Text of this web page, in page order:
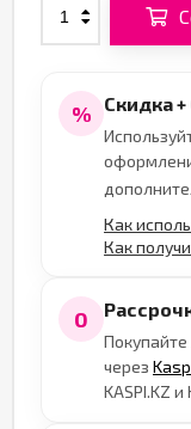
% Скидка +
Как
Как
0
через
KASPI.KZ